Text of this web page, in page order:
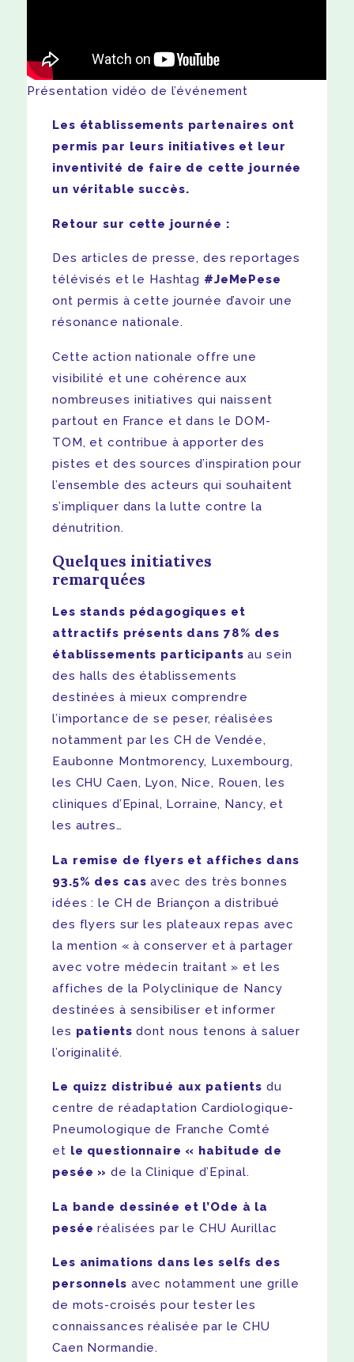
Présentation vidéo de l’événement
Les établissements partenaires ont
permis par leurs initiatives et leur
inventivité de faire de cette journée
un véritable succès.
Retour sur cette journée :
Des articles de presse, des reportages
télévisés et le Hashtag #JeMePese
ont permis à cette journée d’avoir une
résonance nationale.
Cette action nationale offre une
visibilité et une cohérence aux
nombreuses initiatives qui naissent
partout en France et dans le DOM-
TOM, et contribue à apporter des
pistes et des sources d’inspiration pour
l’ensemble des acteurs qui souhaitent
s’impliquer dans la lutte contre la
dénutrition.
Quelques initiatives
remarquées
Les stands pédagogiques et
attractifs présents dans 78% des
établissements participants au sein
des halls des établissements
destinées à mieux comprendre
l’importance de se peser, réalisées
notamment par les CH de Vendée,
Eaubonne Montmorency, Luxembourg,
les CHU Caen, Lyon, Nice, Rouen, les
cliniques d’Epinal, Lorraine, Nancy, et
les autres…
La remise de flyers et affiches dans
93.5% des casavec des très bonnes
idées : le CH de Briançon a distribué
des flyers sur les plateaux repas avec
la mention « à conserver et à partager
avec votre médecin traitant » et les
affiches de la Polyclinique de Nancy
destinées à sensibiliser et informer
les patients dont nous tenons à saluer
l’originalité.
Le quizz distribué aux patients du
centre de réadaptation Cardiologique-
Pneumologique de Franche Comté
et le questionnaire « habitude de
pesée » de la Clinique d’Epinal.
La bande dessinée et l’Ode à la
peséeréalisées par le CHU Aurillac
Les animations dans les selfs des
personnels avec notamment une grille
de mots-croisés pour tester les
connaissances réalisée par le CHU
Caen Normandie.